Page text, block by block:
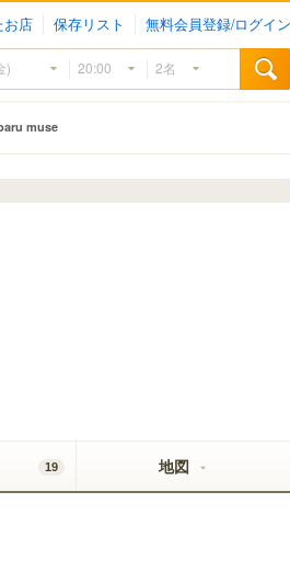
お店 保存リスト 無料会員登録/ログイン
muse
19 地図